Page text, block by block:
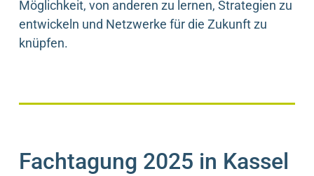
Möglichkeit, von anderen zu lernen, Strategien zu
entwickeln und Netzwerke für die Zukunft zu
knüpfen.
Fachtagung 2025 in Kassel